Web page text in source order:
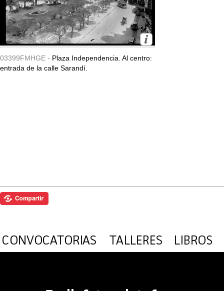
03399FMHGE - Plaza Independencia. Al centro:
entrada de la calle Sarandí.